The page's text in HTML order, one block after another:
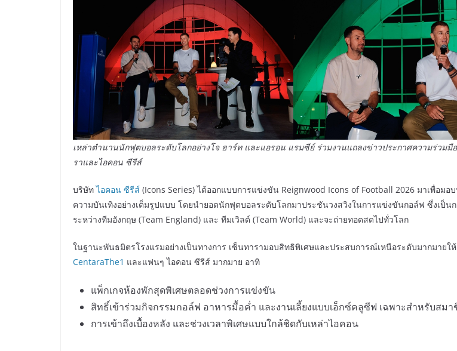
เหล่าตำนานนักฟุตบอลระดับโลกอย่างโจ ฮาร์ท และแอรอน แรมซีย์ ร่วมงานแถลงข่าวประกาศความร่วมมื
ราและไอคอน ซีรีส์
บริษัทไอคอน ซีรีส์ (Icons Series) ได้ออกแบบการแข่งขัน Reignwood Icons of Football 2026 มาเพื่อมอ
ความบันเทิงอย่างเต็มรูปแบบ โดยนำยอดนักฟุตบอลระดับโลกมาประชันวงสวิงในการแข่งขันกอล์ฟ ซึ่งเป็น
ระหว่างทีมอังกฤษ (Team England) และ ทีมเวิลด์ (Team World) และจะถ่ายทอดสดไปทั่วโลก
ในฐานะพันธมิตรโรงแรมอย่างเป็นทางการ เซ็นทารามอบสิทธิพิเศษและประสบการณ์เหนือระดับมากมายให้
CentaraThe1 และแฟนๆ ไอคอน ซีรีส์ มากมาย อาทิ
แพ็กเกจห้องพักสุดพิเศษตลอดช่วงการแข่งขัน
สิทธิ์เข้าร่วมกิจกรรมกอล์ฟ อาหารมื้อค่ำ และงานเลี้ยงแบบเอ็กซ์คลูซีฟ เฉพาะสำหรับสมา
การเข้าถึงเบื้องหลัง และช่วงเวลาพิเศษแบบใกล้ชิดกับเหล่าไอคอน